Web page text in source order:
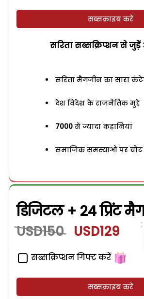
सब्सक्राइब करें
सरिता सब्सक्रिप्शन से
सरिता मैगजीन का सारा
देश विदेश के राजनैतिक मुद्दे
7000 से ज्यादा कहानियां
समाजिक समस्याओं पर
डिजिटल + 24 प्रिंट
USD150 USD129
सब्सक्रिप्शन गिफ्ट करें
सब्सक्राइब करें